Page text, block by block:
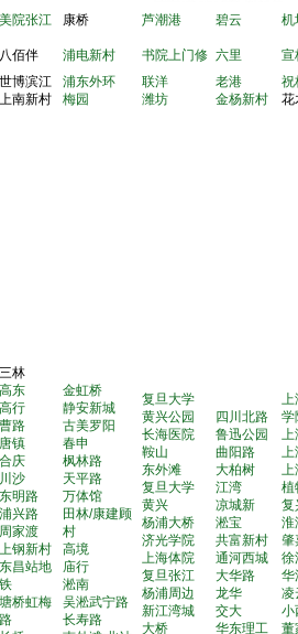
美院张江 康桥 芦潮港 碧云 机
八佰伴 浦电新村 书院上门修 六里
宣
世博滨江
浦东外环 联洋 老港
祝
上南新村
梅园 潍坊 金杨新村 花
三林
高东
高行
曹路
唐镇
合庆
川沙
东明路
浦兴路
周家渡
上钢新村
东昌站地
铁
塘桥虹梅
路
金虹桥
静安新城
古美罗阳
春申
枫林路
天平路
万体馆
田林/康建顾
村
高境
庙行
淞南
吴淞武宁路
长寿路
复旦大学
黄兴公园
长海医院
鞍山
东外滩
复旦大学
黄兴
杨浦大桥
济光学院
上海体院
复旦张江
杨浦周边
新江湾城
大桥
四川北路
鲁迅公园
曲阳路
大柏树
江湾
凉城新
淞宝
共富新村
通河西城
大华路
龙华
交大
华东理工
上
学
上
上
上
植
复
淮
肇
徐
华
凌
小
董